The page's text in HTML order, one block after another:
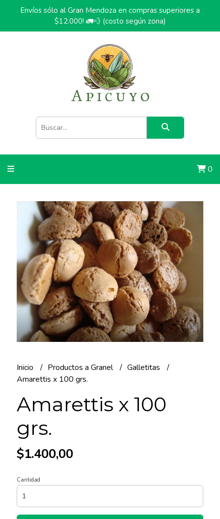
Envíos sólo al Gran Mendoza en compras superiores a
$12.000! 🚛💨 (costo según zona)
0
Inicio Productos a Granel
Galletitas
Amarettis x 100 grs.
Amarettis x 100
grs.
$1.400,00
Cantidad